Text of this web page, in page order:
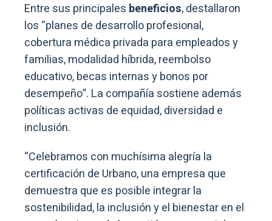
Entre sus principales beneficios, destallaron
los “planes de desarrollo profesional,
cobertura médica privada para empleados y
familias, modalidad híbrida, reembolso
educativo, becas internas y bonos por
desempeño”. La compañía sostiene además
políticas activas de equidad, diversidad e
inclusión.
“Celebramos con muchísima alegría la
certificación de Urbano, una empresa que
demuestra que es posible integrar la
sostenibilidad, la inclusión y el bienestar en el